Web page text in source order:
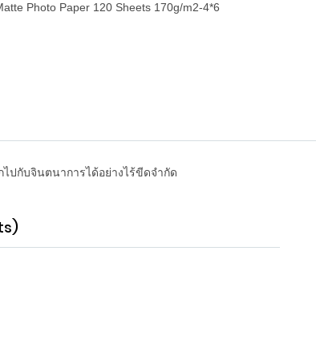
Photo Paper 120 Sheets 170g/m2-4*6
ปกับจินตนาการได้อย่างไร้ขีดจำกัด